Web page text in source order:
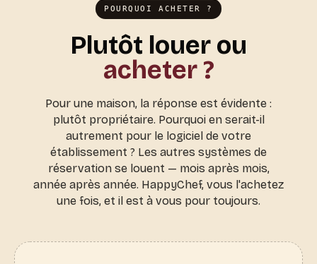
POURQUOI ACHETER ?
Plutôt louer ou
acheter ?
Pour une maison, la réponse est évidente :
plutôt propriétaire. Pourquoi en serait-il
autrement pour le logiciel de votre
établissement ? Les autres systèmes de
réservation se louent — mois après mois,
année après année. HappyChef, vous l'achetez
une fois, et il est à vous pour toujours.